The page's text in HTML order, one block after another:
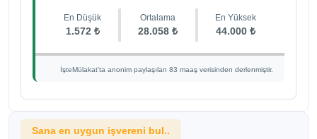
En Düşük
1.572 ₺
Ortalama
28.058 ₺
En Yüksek
44.000 ₺
İşteMülakat'ta anonim paylaşılan 83 maaş verisinden derlenmiştir.
Sana en uygun işvereni bul..